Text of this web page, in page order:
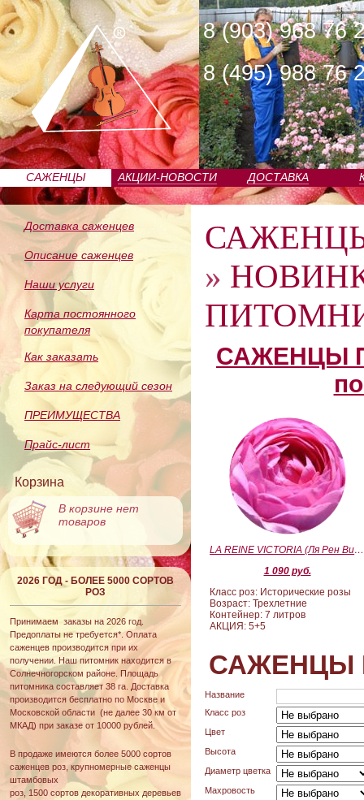
8 (903) 968 76
8 (495) 988 76
САЖЕНЦЫ
ПИТОМНИКА
АКЦИИ-НОВОСТИ ДОСТАВКА
Доставка саженцев
Описание саженцев
Наши услуги
Карта постоянного
покупателя
Как заказать
Заказ на следующий сезон
ПРЕИМУЩЕСТВА
Прайс-лист
Корзина
В корзине нет
товаров
2026 ГОД - БОЛЕЕ 5000 СОРТОВ
РОЗ
Принимаем заказы на 2026 год.
Предоплаты не требуется*. Оплата
саженцев производится при их
получении. Наш питомник находится в
Солнечногорском районе. Площадь
питомника составляет 38 га. Доставка
производится бесплатно по Москве и
Московской области (не далее 30 км от
МКАД) при заказе от 10000 рублей.
В продаже имеются более 5000 сортов
саженцев роз, крупномерные саженцы
штамбовых
роз, 1500 сортов декоративных деревьев
»
САЖЕНЦЫ
LA REINE VICTORIA (Ля Рен Виктория)
1 090 руб.
Класс роз: Исторические розы
Возраст: Трехлетние
Контейнер: 7 литров
АКЦИЯ: 5+5
САЖЕНЦЫ
Название
Класс роз
Цвет
Высота
Диаметр цветка
Махровость